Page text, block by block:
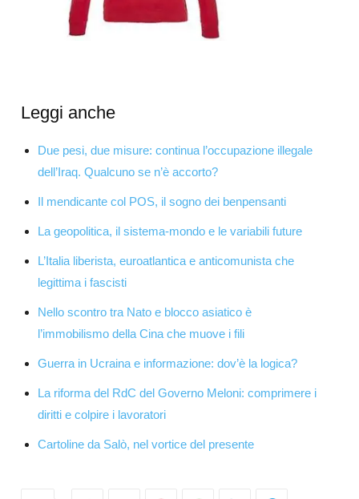
Leggi anche
Due pesi, due misure: continua l’occupazione illegale
dell’Iraq. Qualcuno se n’è accorto?
Il mendicante col POS, il sogno dei benpensanti
La geopolitica, il sistema-mondo e le variabili future
L’Italia liberista, euroatlantica e anticomunista che
legittima i fascisti
Nello scontro tra Nato e blocco asiatico è
l’immobilismo della Cina che muove i fili
Guerra in Ucraina e informazione: dov’è la logica?
La riforma del RdC del Governo Meloni: comprimere i
diritti e colpire i lavoratori
Cartoline da Salò, nel vortice del presente